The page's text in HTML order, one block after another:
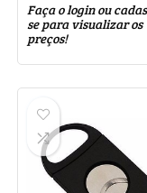
Faça o login ou
se para visualizar os
preços!